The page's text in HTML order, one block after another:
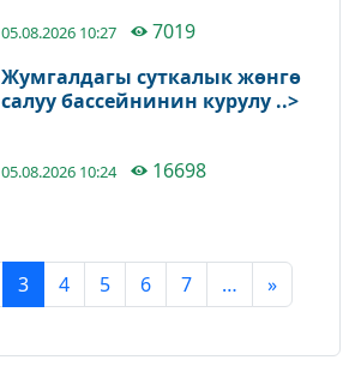
05.08.2026 10:27
7019
Жумгалдагы суткалык жөнгө
салуу бассейнинин курулу ..>
05.08.2026 10:24 16698
3 4 5 6 7 … »